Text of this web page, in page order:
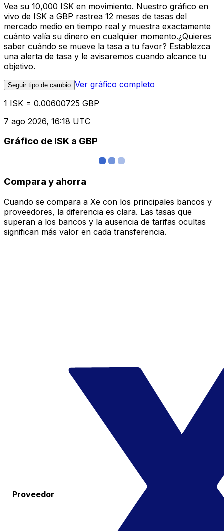
Vea su 10,000 ISK en movimiento. Nuestro gráfico en
vivo de ISK a GBP rastrea 12 meses de tasas del
mercado medio en tiempo real y muestra exactamente
cuánto valía su dinero en cualquier momento.¿Quieres
saber cuándo se mueve la tasa a tu favor? Establezca
una alerta de tasa y le avisaremos cuando alcance tu
objetivo.
Seguir tipo de cambio Ver gráfico completo
1 ISK = 0.00600725 GBP
7 ago 2026, 16:18 UTC
Gráfico de ISK a GBP
Compara y ahorra
Cuando se compara a Xe con los principales bancos y
proveedores, la diferencia es clara. Las tasas que
superan a los bancos y la ausencia de tarifas ocultas
significan más valor en cada transferencia.
Proveedor